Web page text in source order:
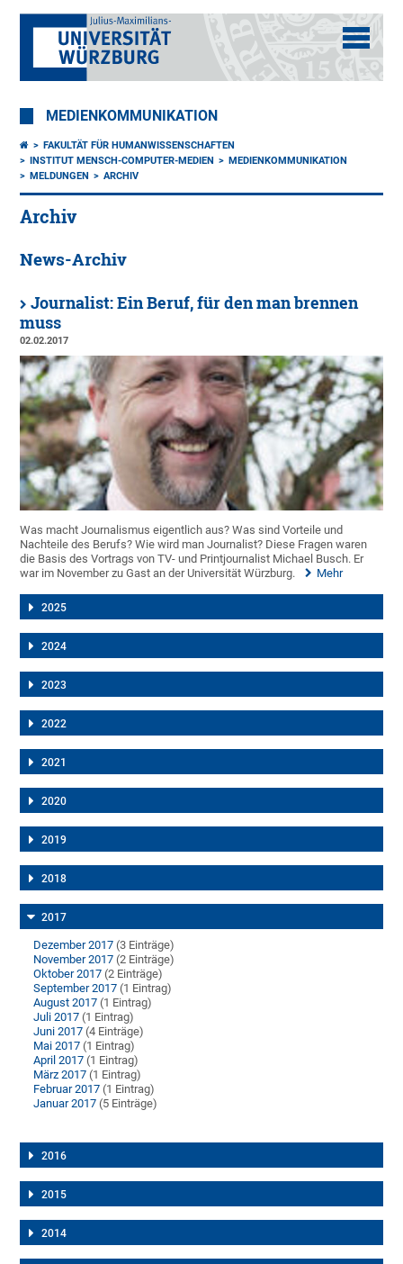
MEDIENKOMMUNIKATION
FAKULTÄT FÜR HUMANWISSENSCHAFTEN
INSTITUT MENSCH-COMPUTER-MEDIEN
MEDIENKOMMUNIKATION
MELDUNGEN
ARCHIV
Archiv
News-Archiv
Journalist: Ein Beruf, für den man brennen
muss
02.02.2017
Was macht Journalismus eigentlich aus? Was sind Vorteile und
Nachteile des Berufs? Wie wird man Journalist? Diese Fragen waren
die Basis des Vortrags von TV- und Printjournalist Michael Busch. Er
war im November zu Gast an der Universität Würzburg.
Mehr
2025
2024
2023
2022
2021
2020
2019
2018
2017
Dezember 2017 (3 Einträge)
November 2017 (2 Einträge)
Oktober 2017 (2 Einträge)
September 2017 (1 Eintrag)
August 2017 (1 Eintrag)
Juli 2017 (1 Eintrag)
Juni 2017 (4 Einträge)
Mai 2017 (1 Eintrag)
April 2017 (1 Eintrag)
März 2017 (1 Eintrag)
Februar 2017 (1 Eintrag)
Januar 2017 (5 Einträge)
2016
2015
2014